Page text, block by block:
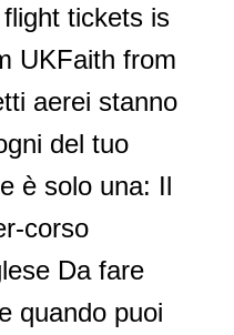
tickets is
UKFaith from
aerei stanno
del tuo
è solo una: Il
corso
Da fare
quando puoi